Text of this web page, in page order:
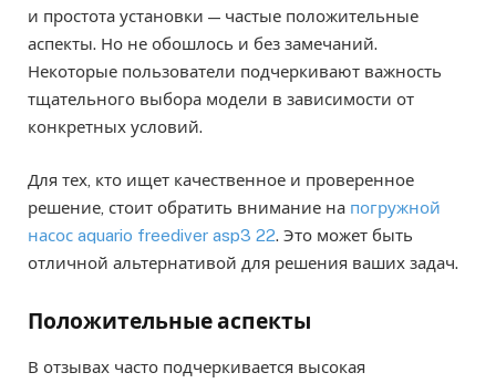
и простота установки — частые положительные
аспекты. Но не обошлось и без замечаний.
Некоторые пользователи подчеркивают важность
тщательного выбора модели в зависимости от
конкретных условий.
Для тех, кто ищет качественное и проверенное
решение, стоит обратить внимание на погружной
насос aquario freediver asp3 22. Это может быть
отличной альтернативой для решения ваших задач.
Положительные аспекты
В отзывах часто подчеркивается высокая